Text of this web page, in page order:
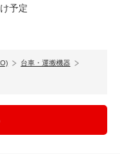
予定
台車・運搬機器